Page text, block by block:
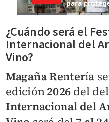
¿Cuándo será el
Internacional del
Vino?
Magaña Rentería
edición 2026 del del
Internacional del